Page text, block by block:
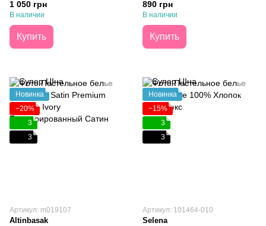
1 050 грн
В наличии
Купить
890 грн
В наличии
Купить
Новинка
−20%
3
3
Артикул: m019107
Altinbasak
Новинка
−15%
3
3
Артикул: 101464-010
Selena